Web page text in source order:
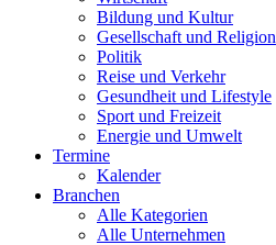
Bildung und Kultur
Gesellschaft und Religion
Politik
Reise und Verkehr
Gesundheit und Lifestyle
Sport und Freizeit
Energie und Umwelt
Termine
Kalender
Branchen
Alle Kategorien
Alle Unternehmen